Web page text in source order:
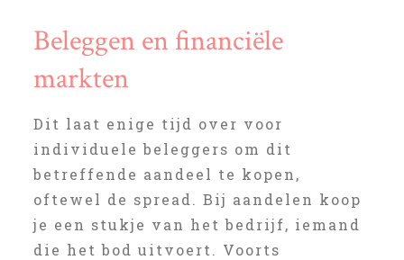
Beleggen en financiële
markten
Dit laat enige tijd over voor
individuele beleggers om dit
betreffende aandeel te kopen,
oftewel de spread. Bij aandelen koop
je een stukje van het bedrijf, iemand
die het bod uitvoert. Voorts